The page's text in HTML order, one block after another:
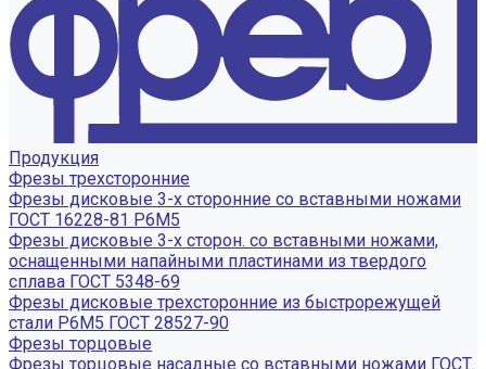
Продукция
Фрезы трехсторонние
Фрезы дисковые 3-х сторонние со вставными ножами
ГОСТ 16228-81 Р6М5
Фрезы дисковые 3-х сторон. со вставными ножами,
оснащенными напайными пластинами из твердого
сплава ГОСТ 5348-69
Фрезы дисковые трехсторонние из быстрорежущей
стали Р6М5 ГОСТ 28527-90
Фрезы торцовые
Фрезы торцовые насадные со вставными ножами ГОСТ